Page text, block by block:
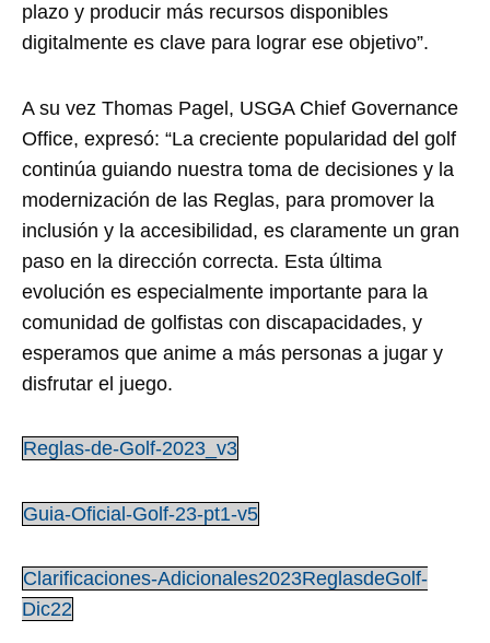
plazo y producir más recursos disponibles
digitalmente es clave para lograr ese objetivo”.
A su vez Thomas Pagel, USGA Chief Governance
Office, expresó: “La creciente popularidad del golf
continúa guiando nuestra toma de decisiones y la
modernización de las Reglas, para promover la
inclusión y la accesibilidad, es claramente un gran
paso en la dirección correcta. Esta última
evolución es especialmente importante para la
comunidad de golfistas con discapacidades, y
esperamos que anime a más personas a jugar y
disfrutar el juego.
Reglas-de-Golf-2023_v3
Guia-Oficial-Golf-23-pt1-v5
Clarificaciones-Adicionales2023ReglasdeGolf-
Dic22